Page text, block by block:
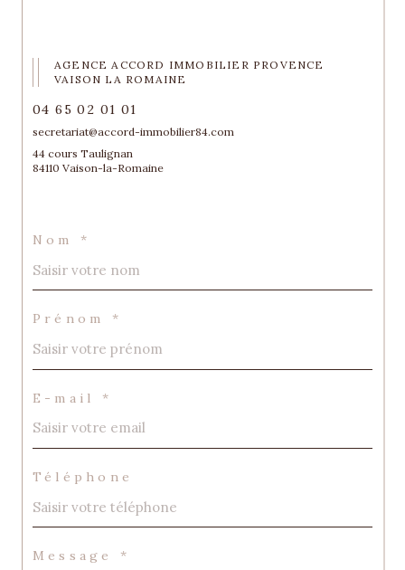
AGENCE ACCORD IMMOBILIER PROVENCE
VAISON LA ROMAINE
04 65 02 01 01
secretariat@accord-immobilier84.com
44 cours Taulignan
84110 Vaison-la-Romaine
Nom *
Prénom *
E-mail *
Téléphone
Message *